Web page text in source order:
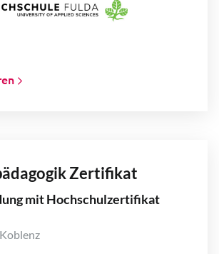
Zertifikat
mit Hochschulzertifikat